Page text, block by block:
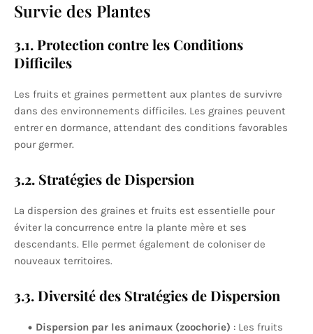
Survie des Plantes
3.1. Protection contre les Conditions
Difficiles
Les fruits et graines permettent aux plantes de survivre
dans des environnements difficiles. Les graines peuvent
entrer en dormance, attendant des conditions favorables
pour germer.
3.2. Stratégies de Dispersion
La dispersion des graines et fruits est essentielle pour
éviter la concurrence entre la plante mère et ses
descendants. Elle permet également de coloniser de
nouveaux territoires.
3.3. Diversité des Stratégies de Dispersion
Dispersion par les animaux (zoochorie) : Les fruits